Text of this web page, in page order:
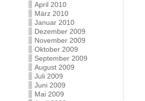
April 2010
März 2010
Januar 2010
Dezember 2009
November 2009
Oktober 2009
September 2009
August 2009
Juli 2009
Juni 2009
Mai 2009